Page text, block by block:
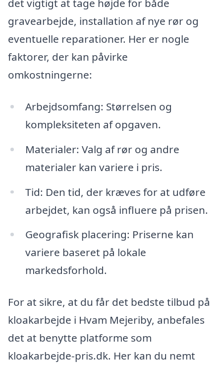
det vigtigt at tage højde for både
gravearbejde, installation af nye rør og
eventuelle reparationer. Her er nogle
faktorer, der kan påvirke
omkostningerne:
Arbejdsomfang: Størrelsen og
kompleksiteten af opgaven.
Materialer: Valg af rør og andre
materialer kan variere i pris.
Tid: Den tid, der kræves for at udføre
arbejdet, kan også influere på prisen.
Geografisk placering: Priserne kan
variere baseret på lokale
markedsforhold.
For at sikre, at du får det bedste tilbud på
kloakarbejde i Hvam Mejeriby, anbefales
det at benytte platforme som
kloakarbejde-pris.dk. Her kan du nemt